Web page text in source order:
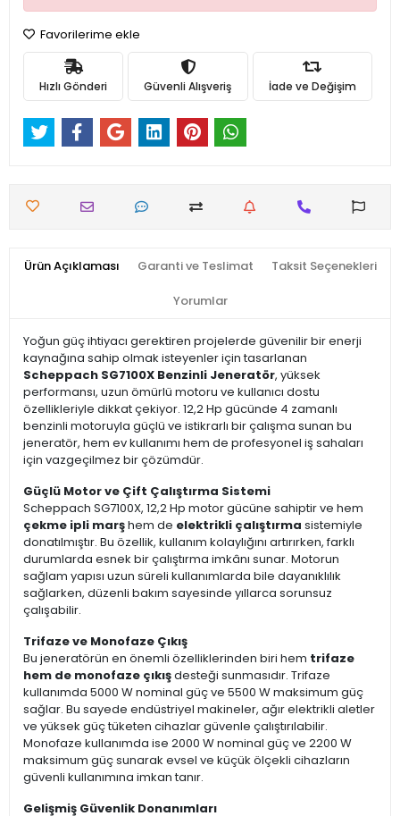
Favorilerime ekle
Hızlı Gönderi Güvenli Alışveriş İade ve Değişim
Ürün Açıklaması Garanti ve Teslimat Taksit Seçenekleri
Yorumlar
Yoğun güç ihtiyacı gerektiren projelerde güvenilir bir enerji
kaynağına sahip olmak isteyenler için tasarlanan
Scheppach SG7100X Benzinli Jeneratör, yüksek
performansı, uzun ömürlü motoru ve kullanıcı dostu
özellikleriyle dikkat çekiyor. 12,2 Hp gücünde 4 zamanlı
benzinli motoruyla güçlü ve istikrarlı bir çalışma sunan bu
jeneratör, hem ev kullanımı hem de profesyonel iş sahaları
için vazgeçilmez bir çözümdür.
Güçlü Motor ve Çift Çalıştırma Sistemi
Scheppach SG7100X, 12,2 Hp motor gücüne sahiptir ve hem
çekme ipli marşhem de elektrikli çalıştırma sistemiyle
donatılmıştır. Bu özellik, kullanım kolaylığını artırırken, farklı
durumlarda esnek bir çalıştırma imkânı sunar. Motorun
sağlam yapısı uzun süreli kullanımlarda bile dayanıklılık
sağlarken, düzenli bakım sayesinde yıllarca sorunsuz
çalışabilir.
Trifaze ve Monofaze Çıkış
Bu jeneratörün en önemli özelliklerinden biri hem trifaze
hem de monofaze çıkışdesteği sunmasıdır. Trifaze
kullanımda 5000 W nominal güç ve 5500 W maksimum güç
sağlar. Bu sayede endüstriyel makineler, ağır elektrikli aletler
ve yüksek güç tüketen cihazlar güvenle çalıştırılabilir.
Monofaze kullanımda ise 2000 W nominal güç ve 2200 W
maksimum güç sunarak evsel ve küçük ölçekli cihazların
güvenli kullanımına imkan tanır.
Gelişmiş Güvenlik Donanımları